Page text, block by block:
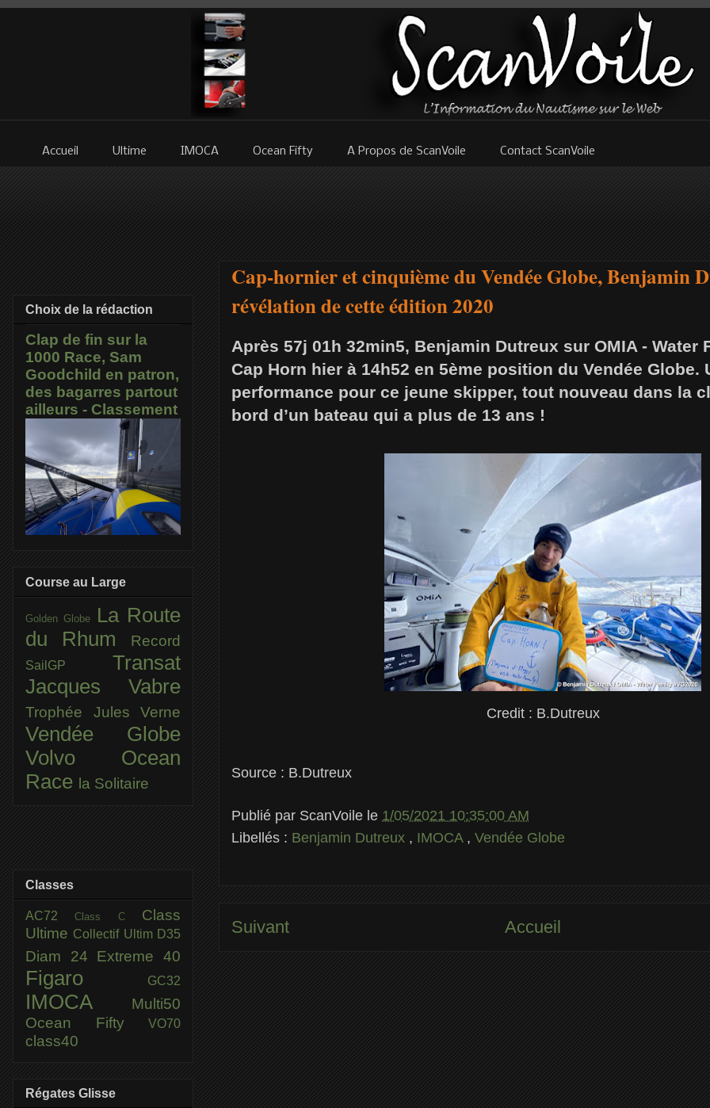
Accueil Ultime IMOCA Ocean Fifty A Propos de ScanVoile Contact ScanVoile
Cap-hornier et cinquième du Vendée Globe, Benjamin
révélation de cette édition 2020
Après 57j 01h 32min5, Benjamin Dutreux sur OMIA - Water
Cap Horn hier à 14h52 en 5ème position du Vendée Globe.
performance pour ce jeune skipper, tout nouveau dans la
bord d’un bateau qui a plus de 13 ans !
Credit : B.Dutreux
Source : B.Dutreux
Publié par ScanVoile le 1/05/2021 10:35:00 AM
Libellés : Benjamin Dutreux , IMOCA , Vendée Globe
Suivant Accueil
Choix de la rédaction
Clap de fin sur la
1000 Race, Sam
Goodchild en patron,
des bagarres partout
ailleurs - Classement
Course au Large
Golden Globe
La Route
du Rhum
Record
SailGP Transat
Jacques Vabre
Trophée Jules Verne
Vendée Globe
Volvo Ocean
Race la Solitaire
Classes
AC72Class C Class
Ultime Collectif Ultim D35
Diam 24 Extreme 40
Figaro GC32
IMOCA
Multi50
Ocean Fifty
VO70
class40
Régates Glisse